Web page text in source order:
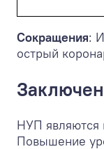
Сокращения:
острый
НУП являются
Повышение